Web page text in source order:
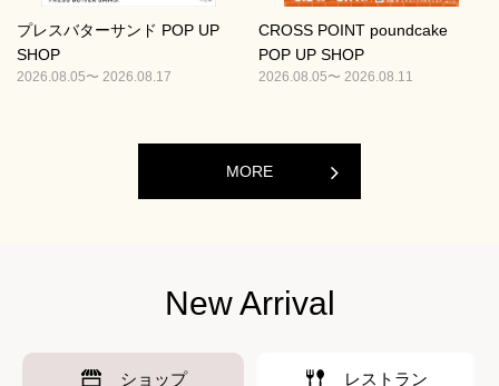
プレスバターサンド POP UP
SHOP
2026.08.05〜 2026.08.17
CROSS POINT poundcake
POP UP SHOP
2026.08.05〜 2026.08.11
MORE
New Arrival
ショップ レストラン